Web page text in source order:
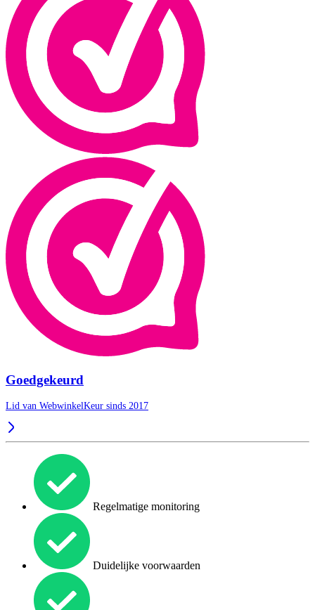
Goedgekeurd
Lid van WebwinkelKeur sinds 2017
Regelmatige monitoring
Duidelijke voorwaarden